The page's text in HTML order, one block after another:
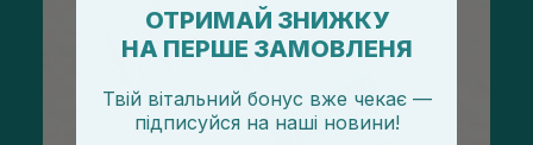
ОТРИМАЙ ЗНИЖКУ
НА ПЕРШЕ ЗАМОВЛЕНЯ
Твій вітальний бонус вже чекає —
підписуйся на наші новини!